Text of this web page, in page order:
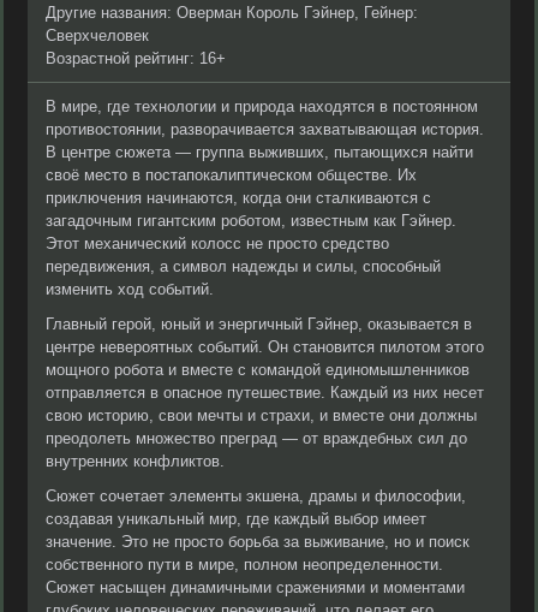
Другие названия: Оверман Король Гэйнер, Гейнер:
Сверхчеловек
Возрастной рейтинг: 16+
В мире, где технологии и природа находятся в постоянном
противостоянии, разворачивается захватывающая история.
В центре сюжета — группа выживших, пытающихся найти
своё место в постапокалиптическом обществе. Их
приключения начинаются, когда они сталкиваются с
загадочным гигантским роботом, известным как Гэйнер.
Этот механический колосс не просто средство
передвижения, а символ надежды и силы, способный
изменить ход событий.
Главный герой, юный и энергичный Гэйнер, оказывается в
центре невероятных событий. Он становится пилотом этого
мощного робота и вместе с командой единомышленников
отправляется в опасное путешествие. Каждый из них несет
свою историю, свои мечты и страхи, и вместе они должны
преодолеть множество преград — от враждебных сил до
внутренних конфликтов.
Сюжет сочетает элементы экшена, драмы и философии,
создавая уникальный мир, где каждый выбор имеет
значение. Это не просто борьба за выживание, но и поиск
собственного пути в мире, полном неопределенности.
Сюжет насыщен динамичными сражениями и моментами